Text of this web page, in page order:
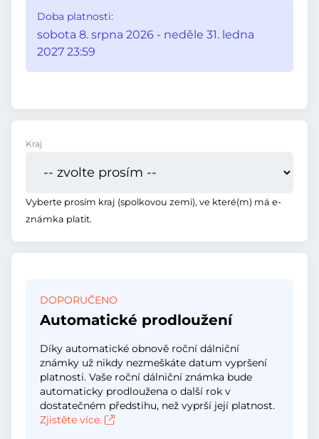
Doba platnosti:
sobota 8. srpna 2026 - neděle 31. ledna
2027 23:59
Kraj
Vyberte prosím kraj (spolkovou zemi), ve které(m) má e-
známka platit.
DOPORUČENO
Automatické prodloužení
Díky automatické obnově roční dálniční
známky už nikdy nezmeškáte datum vypršení
platnosti. Vaše roční dálniční známka bude
automaticky prodloužena o další rok v
dostatečném předstihu, než vyprší její platnost.
Zjistěte více.